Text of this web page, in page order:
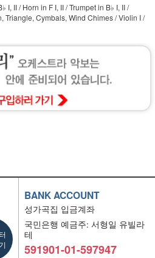
I, II / Horn in F I, II / Trumpet in B♭ I, II /
Triangle, Cymbals, Wind Chimes / Violin I /
BANK ACCOUNT
성가곡집 입금계좌
국민은행 예금주: 서형일 유빌라
테
591901-01-597947